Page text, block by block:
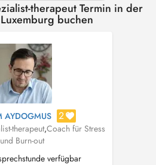
therapeut Termin in der
buchen
AYDOGMUS 2
therapeut,Coach für Stress
und Burn-out
verfügbar